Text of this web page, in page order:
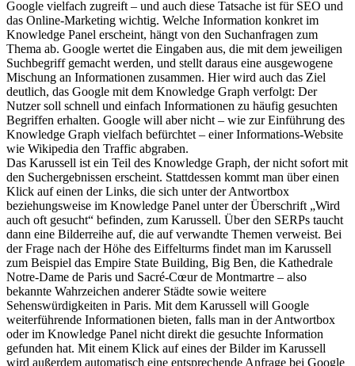
Google vielfach zugreift – und auch diese Tatsache ist für SEO und
das Online-Marketing wichtig. Welche Information konkret im
Knowledge Panel erscheint, hängt von den Suchanfragen zum
Thema ab. Google wertet die Eingaben aus, die mit dem jeweiligen
Suchbegriff gemacht werden, und stellt daraus eine ausgewogene
Mischung an Informationen zusammen. Hier wird auch das Ziel
deutlich, das Google mit dem Knowledge Graph verfolgt: Der
Nutzer soll schnell und einfach Informationen zu häufig gesuchten
Begriffen erhalten. Google will aber nicht – wie zur Einführung des
Knowledge Graph vielfach befürchtet – einer Informations-Website
wie Wikipedia den Traffic abgraben.
Das Karussell ist ein Teil des Knowledge Graph, der nicht sofort mit
den Suchergebnissen erscheint. Stattdessen kommt man über einen
Klick auf einen der Links, die sich unter der Antwortbox
beziehungsweise im Knowledge Panel unter der Überschrift „Wird
auch oft gesucht“ befinden, zum Karussell. Über den SERPs taucht
dann eine Bilderreihe auf, die auf verwandte Themen verweist. Bei
der Frage nach der Höhe des Eiffelturms findet man im Karussell
zum Beispiel das Empire State Building, Big Ben, die Kathedrale
Notre-Dame de Paris und Sacré-Cœur de Montmartre – also
bekannte Wahrzeichen anderer Städte sowie weitere
Sehenswürdigkeiten in Paris. Mit dem Karussell will Google
weiterführende Informationen bieten, falls man in der Antwortbox
oder im Knowledge Panel nicht direkt die gesuchte Information
gefunden hat. Mit einem Klick auf eines der Bilder im Karussell
wird außerdem automatisch eine entsprechende Anfrage bei Google